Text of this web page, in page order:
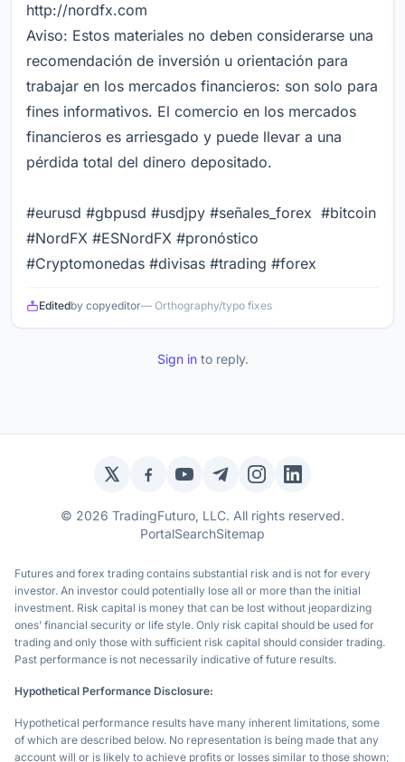
http://nordfx.com
Aviso: Estos materiales no deben considerarse una
recomendación de inversión u orientación para
trabajar en los mercados financieros: son solo para
fines informativos. El comercio en los mercados
financieros es arriesgado y puede llevar a una
pérdida total del dinero depositado.
#eurusd #gbpusd #usdjpy #señales_forex #bitcoin
#NordFX #ESNordFX #pronóstico
#Cryptomonedas #divisas #trading #forex
Editedby copyeditor— Orthography/typo fixes
Sign into reply.
Twitter / XFacebookYouTubeTelegramInstagramLinkedIn
© 2026 TradingFuturo, LLC. All rights reserved.
PortalSearchSitemap
Futures and forex trading contains substantial risk and is not for every
investor. An investor could potentially lose all or more than the initial
investment. Risk capital is money that can be lost without jeopardizing
ones’ financial security or life style. Only risk capital should be used for
trading and only those with sufficient risk capital should consider trading.
Past performance is not necessarily indicative of future results.
Hypothetical Performance Disclosure:
Hypothetical performance results have many inherent limitations, some
of which are described below. No representation is being made that any
account will or is likely to achieve profits or losses similar to those shown;